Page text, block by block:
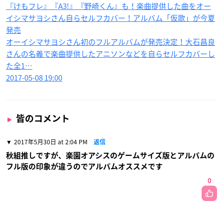
『けもフレ』『A3!』『野崎くん』も！楽曲提供した曲をオー
イシマサヨシさん自らセルフカバー！アルバム「仮歌」が今夏
発売
オーイシマサヨシさん初のフルアルバムが発売決定！大石昌良
さんの名義で楽曲提供したアニソンなどを自らセルフカバーし
た全1…
2017-05-08 19:00
皆のコメント
2017年5月30日 at 2:04 PM 返信
秋組推しですが、楽園オアシスのゲームサイズ版とアルバムの
フル版の印象が違うのでアルバムオススメです
0